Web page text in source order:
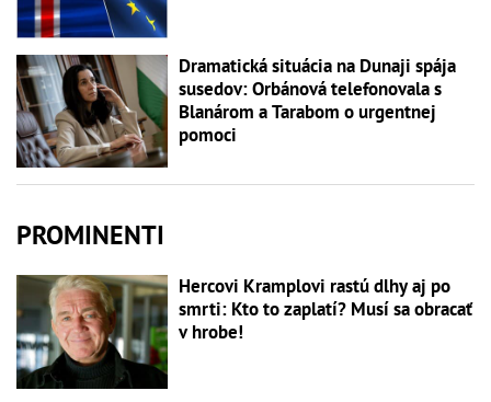
Dramatická situácia na Dunaji spája
susedov: Orbánová telefonovala s
Blanárom a Tarabom o urgentnej
pomoci
PROMINENTI
Hercovi Kramplovi rastú dlhy aj po
smrti: Kto to zaplatí? Musí sa obracať
v hrobe!